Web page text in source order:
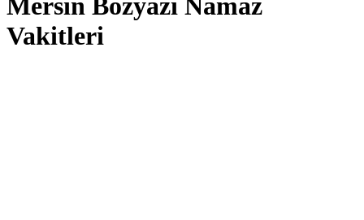
Mersin Bozyazi Namaz
Vakitleri